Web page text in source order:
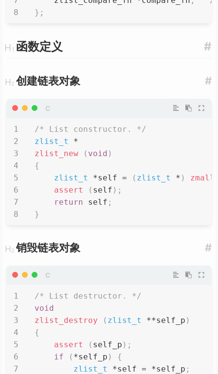
} ;
#
函数定义
#
创建链表对象
/* List constructor. */
zlist_t
*
zlist_new
( void )
{
zlist_t
*self = ( zlist_t * )
assert
( self ) ;
return self ;
}
#
销毁链表对象
/* List destructor. */
void
zlist_destroy
( zlist_t **self_p )
{
assert
( self_p ) ;
if
( *self_p )
{
zlist_t
*self = *self_p ;